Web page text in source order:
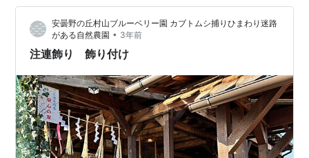
お話ししますね。明日のお天気予報は良さそうで有難
く、どうぞお気を付けてお越し下さいませ。では、また
明日！食`の講座 ＦＬＵＳＨ
https://flush91chakaiseki.jp/ 個人レッスン専用…
安曇野の丘村山ブルーベリー園 カブトムシ捕りひまわり迷路
がある自然農園 • 3年前
注連飾り 飾り付け